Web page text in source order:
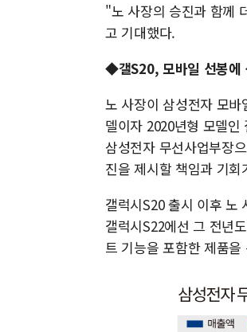
"노 사장의 승진과 함께
고 기대했다.
◆갤S20, 모바일 선봉에
노 사장이 삼성전자 모
델이자 2020년형 모델
삼성전자 무선사업부장
진을 제시할 책임과 기
갤럭시S20 출시 이후 노
갤럭시S22에선 그 전년
트 기능을 포함한 제품을